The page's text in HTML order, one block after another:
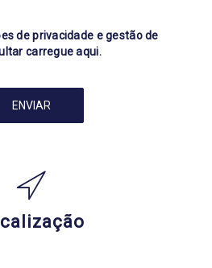
de privacidade e gestão de
carregueaqui.
ENVIAR